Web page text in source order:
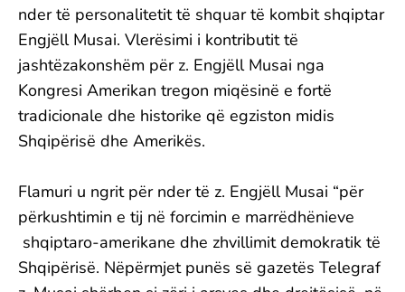
nder të personalitetit të shquar të kombit shqiptar
Engjëll Musai. Vlerësimi i kontributit të
jashtëzakonshëm për z. Engjëll Musai nga
Kongresi Amerikan tregon miqësinë e fortë
tradicionale dhe historike që egziston midis
Shqipërisë dhe Amerikës.
Flamuri u ngrit për nder të z. Engjëll Musai “për
përkushtimin e tij në forcimin e marrëdhënieve
shqiptaro-amerikane dhe zhvillimit demokratik të
Shqipërisë. Nëpërmjet punës së gazetës Telegraf